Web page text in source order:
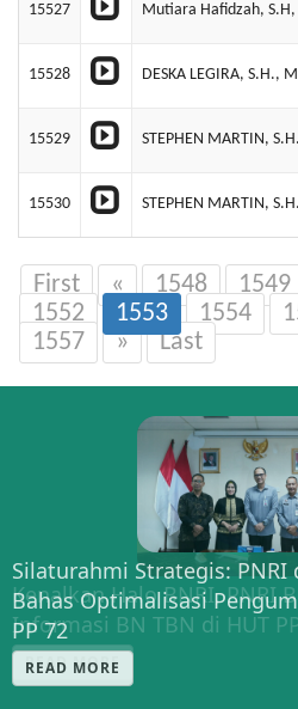
15527 Mutiara Hafidzah,
15528 DESKA LEGIRA, S.H.,
15529 STEPHEN MARTIN,
15530 STEPHEN MARTIN,
First « 1548 1549
1552
1553 1554
1557
» Last
Silaturahmi Strategis: PNRI
Bahas Optimalisasi
PP 72
READ MORE
Kenalkan Halo BNRI, PNRI
Informasi BN TBN di HUT
READ MORE